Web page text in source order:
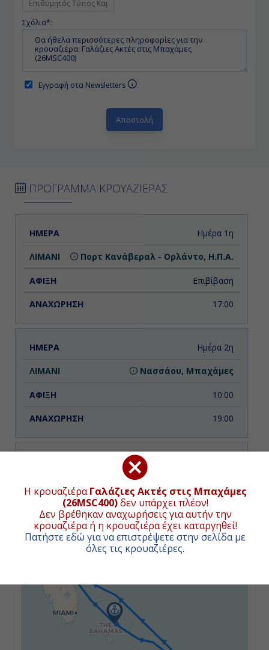
Η κρουαζιέραΓαλάζιες Ακτές στις Μπαχάμες
(26MSC400)δεν υπάρχει πλέον!
Δεν βρέθηκαν αναχωρήσεις για αυτήν την
κρουαζιέρα ή η κρουαζιέρα έχει καταργηθεί!
Πατήστε εδώ για να επιστρέψετε στην σελίδα με
όλες τις κρουαζιέρες.
Σχόλια*:
Εγγραφή στα Newsletters
ΠΡΟΓΡΑΜΜΑ ΚΡΟΥΑΖΙΕΡΑΣ
ΗΜΕΡΑ ΑΝΑΧΩΡΗΣΗ
Ημέρα 1η
Πορτ Κανάβεραλ - Ορλάντο, Η.Π.Α.
Επιβίβαση
17:00
Ημέρα 2η
Νασσάου, Μπαχάμες
10:00
19:00
Εν Πλω
-
Γκραντ Τερκ, Μπαχάμες
ΧΑΡΤΗΣ ΚΡΟΥΑΖΙΕΡΑΣ
+